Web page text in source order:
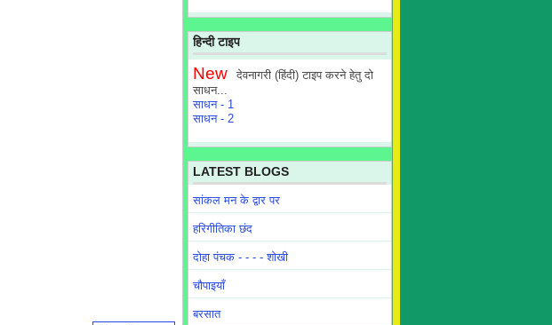
हिन्दी टाइप
New
देवनागरी (हिंदी) टाइप करने हेतु दो
साधन...
साधन - 1
साधन - 2
LATEST BLOGS
सांकल मन के द्वार पर
हरिगीतिका छंद
दोहा पंचक - - - - शोखी
चौपाइयाँ
बरसात